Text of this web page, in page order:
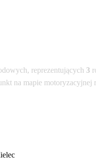
reprezentujących 3
na mapie motoryzacyjnej